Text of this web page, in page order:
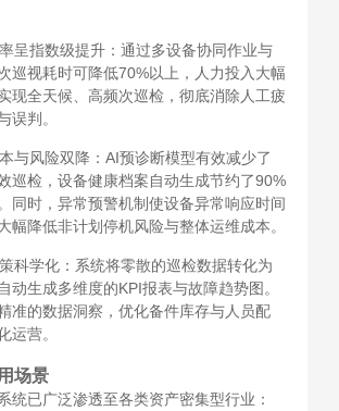
呈指数级提升：通过多设备协同作业与
巡视耗时可降低70%以上，人力投入大幅
现全天候、高频次巡检，彻底消除人工疲
误判。
与风险双降：AI预诊断模型有效减少了
巡检，设备健康档案自动生成节约了90%
同时，异常预警机制使设备异常响应时间
幅降低非计划停机风险与整体运维成本。
科学化：系统将零散的巡检数据转化为
动生成多维度的KPI报表与故障趋势图。
准的数据洞察，优化备件库存与人员配
运营。
场景
统已广泛渗透至各类资产密集型行业：